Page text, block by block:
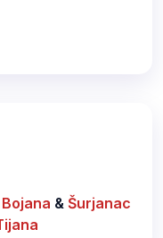
& Šurjanac